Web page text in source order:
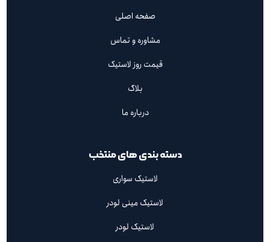
صفحه اصلی
مشاوره و تماس
قیمت روز لاستیک
بلاگ
درباره ما
دسته بندی های منتخب
لاستیک سواری
لاستیک مینی لودر
لاستیک لودر